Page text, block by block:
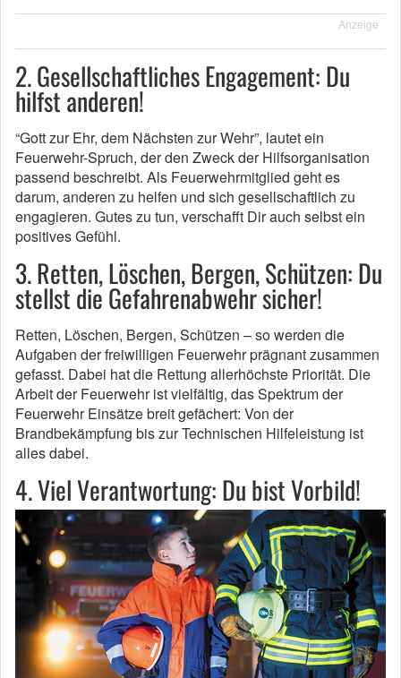
Anzeige
2. Gesellschaftliches Engagement: Du
hilfst anderen!
“Gott zur Ehr, dem Nächsten zur Wehr”, lautet ein
Feuerwehr-Spruch, der den Zweck der Hilfsorganisation
passend beschreibt. Als Feuerwehrmitglied geht es
darum, anderen zu helfen und sich gesellschaftlich zu
engagieren. Gutes zu tun, verschafft Dir auch selbst ein
positives Gefühl.
3. Retten, Löschen, Bergen, Schützen: Du
stellst die Gefahrenabwehr sicher!
Retten, Löschen, Bergen, Schützen – so werden die
Aufgaben der freiwilligen Feuerwehr prägnant zusammen
gefasst. Dabei hat die Rettung allerhöchste Priorität. Die
Arbeit der Feuerwehr ist vielfältig, das Spektrum der
Feuerwehr Einsätze breit gefächert: Von der
Brandbekämpfung bis zur Technischen Hilfeleistung ist
alles dabei.
4. Viel Verantwortung: Du bist Vorbild!